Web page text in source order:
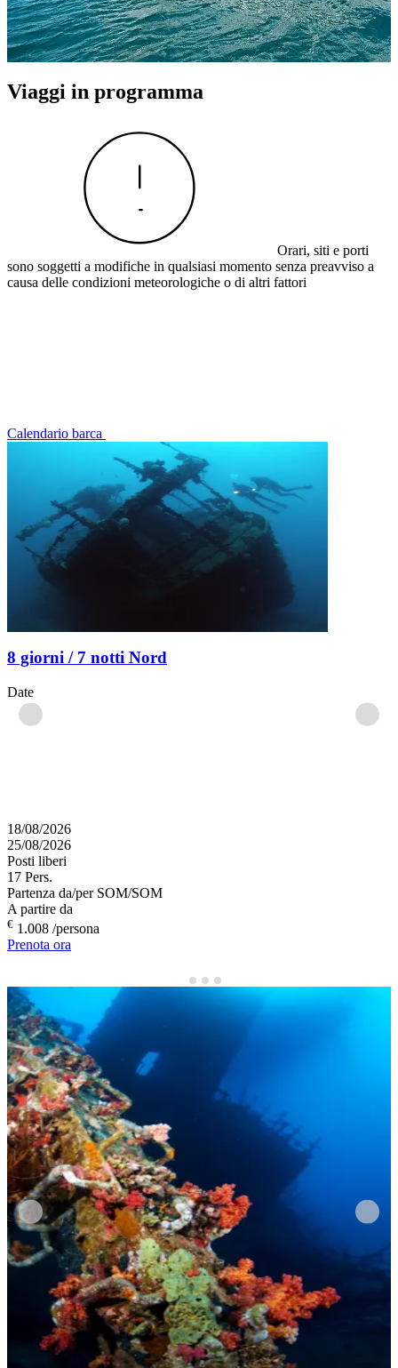
Viaggi in programma
Orari, siti e porti
sono soggetti a modifiche in qualsiasi momento senza preavviso a
causa delle condizioni meteorologiche o di altri fattori
Calendario barca
8 giorni / 7 notti Nord
Date
18/08/2026
25/08/2026
Posti liberi
17 Pers.
Partenza da/per SOM/SOM
A partire da
€ 1.008 /persona
Prenota ora